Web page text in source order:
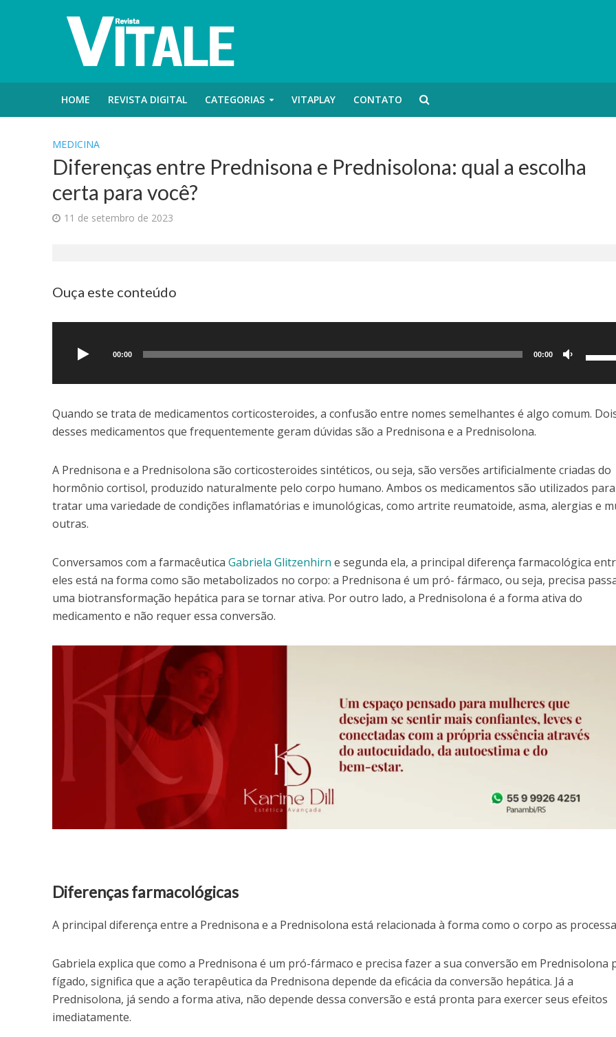
HOME REVISTA DIGITAL CATEGORIAS VITAPLAY CONTATO
MEDICINA
Diferenças entre Prednisona e Prednisolona: qual a escolha
certa para você?
11 de setembro de 2023
Ouça este conteúdo
áudio
00:00 00:00
setas
baixo
para
o
Quando se trata de medicamentos corticosteroides, a confusão entre nomes semelhantes é algo comum.
desses medicamentos que frequentemente geram dúvidas são a Prednisona e a Prednisolona.
A Prednisona e a Prednisolona são corticosteroides sintéticos, ou seja, são versões artificialmente criadas do
hormônio cortisol, produzido naturalmente pelo corpo humano. Ambos os medicamentos são utilizados para
tratar uma variedade de condições inflamatórias e imunológicas, como artrite reumatoide, asma, alergias e
outras.
Conversamos com a farmacêutica Gabriela Glitzenhirn e segunda ela, a principal diferença farmacológica
eles está na forma como são metabolizados no corpo: a Prednisona é um pró- fármaco, ou seja, precisa
uma biotransformação hepática para se tornar ativa. Por outro lado, a Prednisolona é a forma ativa do
medicamento e não requer essa conversão.
Diferenças farmacológicas
A principal diferença entre a Prednisona e a Prednisolona está relacionada à forma como o corpo as
Gabriela explica que como a Prednisona é um pró-fármaco e precisa fazer a sua conversão em Prednisolona
fígado, significa que a ação terapêutica da Prednisona depende da eficácia da conversão hepática. Já a
Prednisolona, já sendo a forma ativa, não depende dessa conversão e está pronta para exercer seus efeitos
imediatamente.